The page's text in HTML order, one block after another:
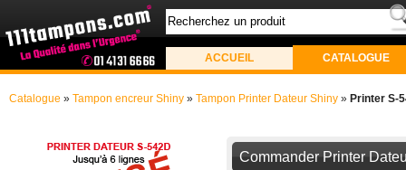
ACCUEIL CATALOGUE
Catalogue » Tampon encreur Shiny » Tampon Printer Dateur Shiny » Printer S-
Commander Printer